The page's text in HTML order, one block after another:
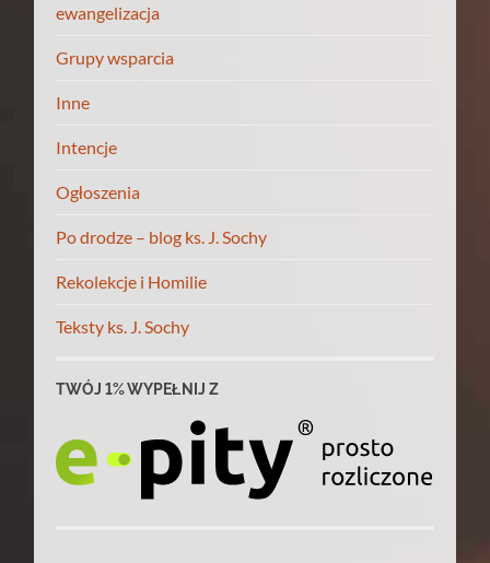
ewangelizacja
Grupy wsparcia
Inne
Intencje
Ogłoszenia
Po drodze – blog ks. J. Sochy
Rekolekcje i Homilie
Teksty ks. J. Sochy
TWÓJ 1% WYPEŁNIJ Z